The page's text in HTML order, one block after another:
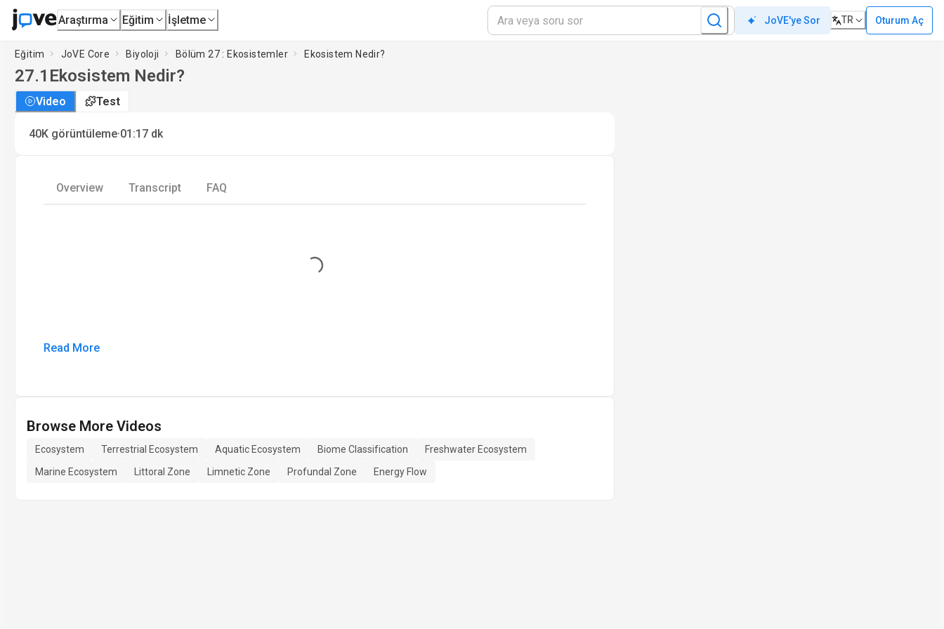
Araştırma Eğitim İşletme JoVE'ye Sor TR Oturum Aç
Eğitim JoVE Core Biyoloji Bölüm 27 : Ekosistemler Ekosistem Nedir?
27.1 Ekosistem Nedir?
Video Test
40K görüntüleme·01:17 dk
Overview Transcript FAQ
Loading...
Read More
Browse More Videos
Ecosystem Terrestrial Ecosystem Aquatic Ecosystem Biome Classification
Freshwater Ecosystem
Marine Ecosystem
Littoral Zone Limnetic Zone Profundal Zone Energy Flow